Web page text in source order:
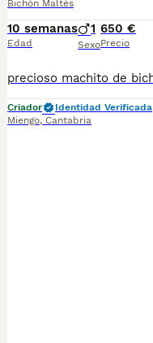
Bichón Maltés
10 semanas
Edad
1
Sexo
650 €
Precio
Criador
Identidad Verificada
Miengo, Cantabria